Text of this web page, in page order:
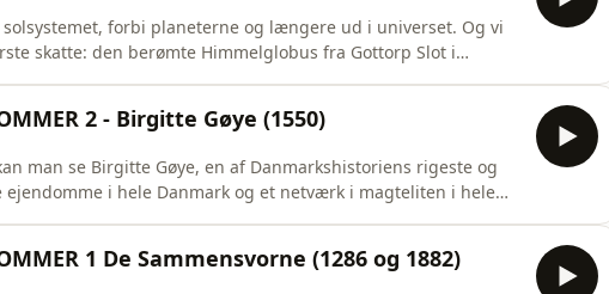
forbi planeterne og længere ud i universet. Og vi
skatte: den berømte Himmelglobus fra Gottorp Slot i
2 - Birgitte Gøye (1550)
man se Birgitte Gøye, en af Danmarkshistoriens rigeste og
ejendomme i hele Danmark og et netværk i magteliten i hele
1 De Sammensvorne (1286 og 1882)